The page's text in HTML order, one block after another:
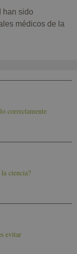
han sido
médicos de la
correctamente
ciencia?
evitar